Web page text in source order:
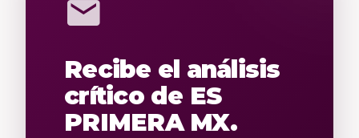
mail
Recibe el análisis
crítico de ES
PRIMERA MX.